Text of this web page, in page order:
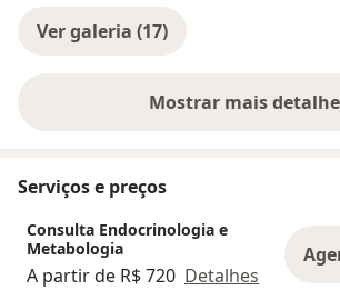
Ver galeria (17)
Mostrar maissobre a
Serviços e preços
Consulta Endocrinologia e
Metabologia
A partir de R$ 720 Detalhes